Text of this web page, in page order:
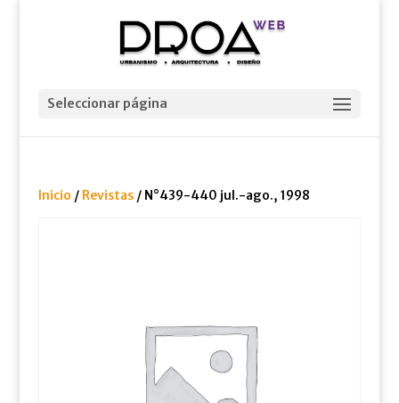
Seleccionar página
Inicio / Revistas/ N°439-440 jul.-ago., 1998